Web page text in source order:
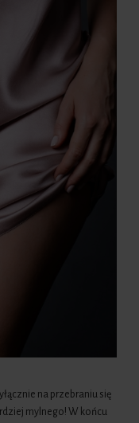
na przebraniu się
mylnego! W końcu